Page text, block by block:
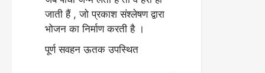
जाती हैं , जो प्रकाश संश्लेषण द्वारा
भोजन का निर्माण करती है ।
पूर्ण सवहन ऊतक उपस्थित